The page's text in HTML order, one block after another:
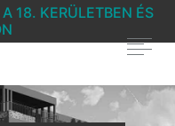
18. KERÜLETBEN ÉS